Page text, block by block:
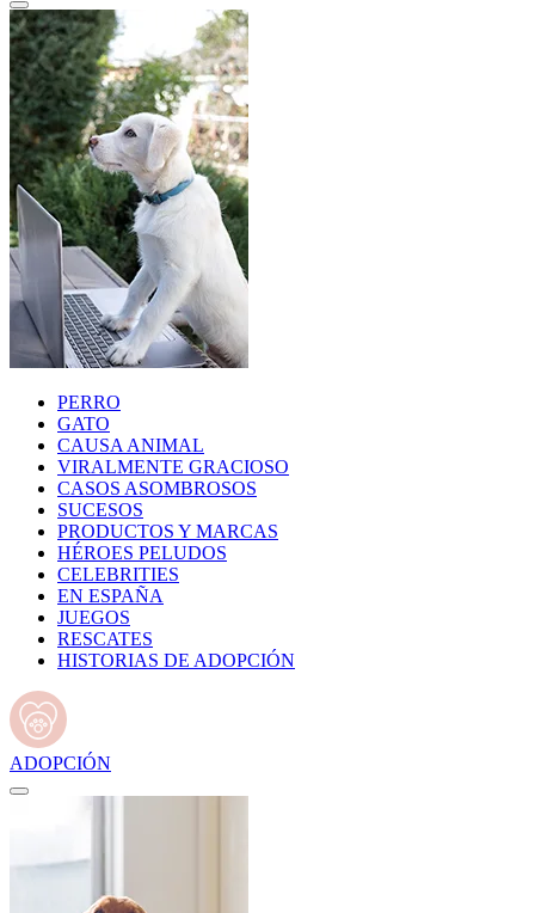
PERRO
GATO
CAUSA ANIMAL
VIRALMENTE GRACIOSO
CASOS ASOMBROSOS
SUCESOS
PRODUCTOS Y MARCAS
HÉROES PELUDOS
CELEBRITIES
EN ESPAÑA
JUEGOS
RESCATES
HISTORIAS DE ADOPCIÓN
ADOPCIÓN